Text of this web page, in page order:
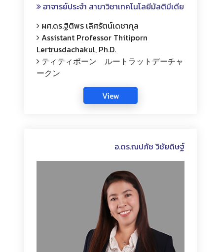
อาจารย์ประจำ สาขาวิชาเทคโนโลยีมัลติมีเดีย
ผศ.ดร.ฐิติพร เลิศรัตน์เดชากุล
Assistant Professor Thitiporn
Lertrusdachakul, Ph.D.
ティティポーン ルートラットデーチャ
ークン
อ.ดร.ณปภัช วิชัยดิษฐ์